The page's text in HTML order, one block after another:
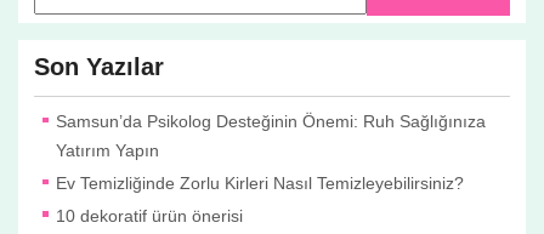
Son Yazılar
Samsun’da Psikolog Desteğinin Önemi: Ruh Sağlığınıza
Yatırım Yapın
Ev Temizliğinde Zorlu Kirleri Nasıl Temizleyebilirsiniz?
10 dekoratif ürün önerisi